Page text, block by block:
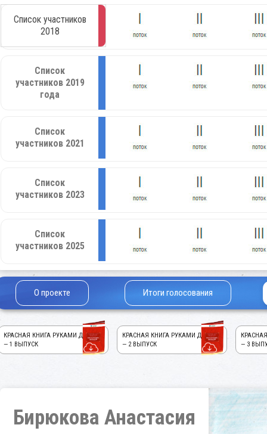
Список участников
2018
Список
участников 2019
года
Список
участников 2021
Список
участников 2023
Список
участников 2025
О проекте Итоги голосования
КРАСНАЯ КНИГА РУКАМИ ДЕТЕЙ!
— 1 ВЫПУСК
КРАСНАЯ КНИГА РУКАМИ ДЕТЕЙ!
— 2 ВЫПУСК
— 3
Бирюкова Анастасия